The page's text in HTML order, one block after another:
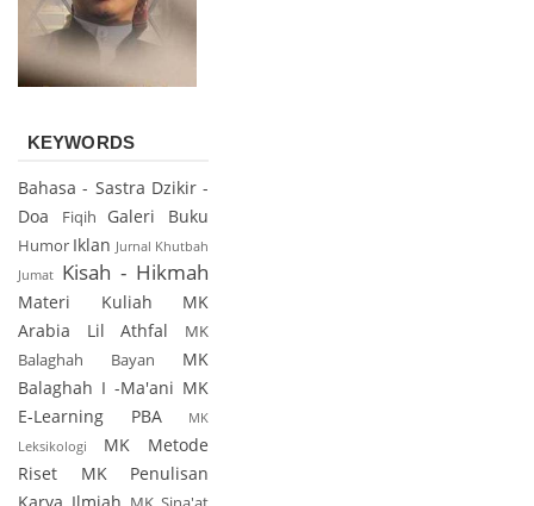
KEYWORDS
Bahasa - Sastra Dzikir -
Doa
Fiqih Galeri Buku
Humor Iklan Jurnal Khutbah
Jumat Kisah - Hikmah
Materi Kuliah
MK
Arabia Lil Athfal
MK
Balaghah Bayan
MK
Balaghah I -Ma'ani MK
E-Learning PBA
MK
Leksikologi
MK Metode
Riset
MK Penulisan